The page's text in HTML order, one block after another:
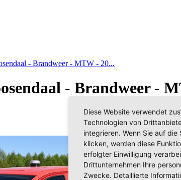
- Brandweer - MTW - 20...
- Brandweer -
Diese Website verwendet
Technologien von
integrieren. Wenn Sie auf die
klicken, werden diese
erfolgter Einwilligung
Drittunternehmen Ihre
Zwecke. Detaillierte